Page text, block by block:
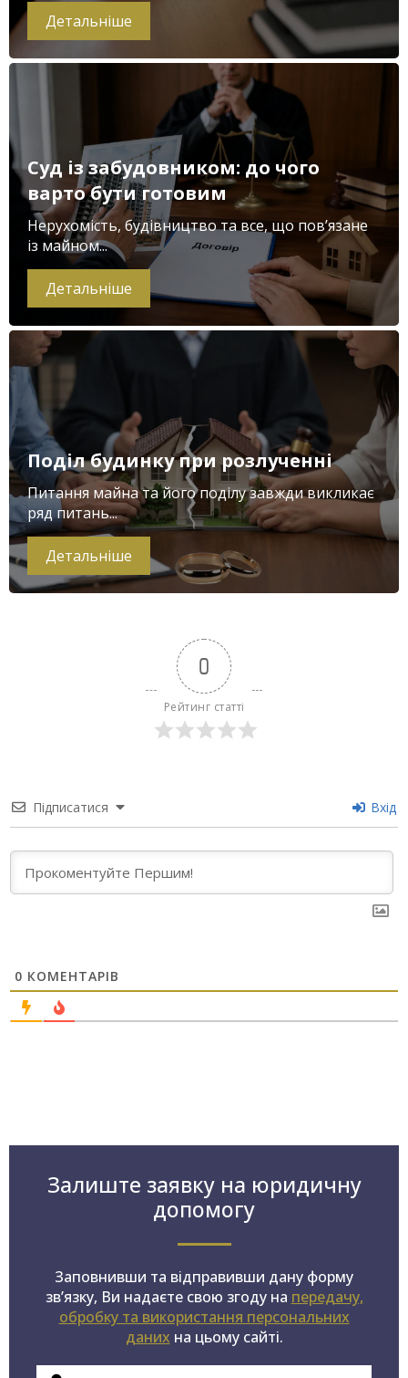
Детальніше
Суд із забудовником: до чого
варто бути готовим
Нерухомість, будівництво та все, що пов’язане
із майном...
Детальніше
Поділ будинку при розлученні
Питання майна та його поділу завжди викликає
ряд питань...
Детальніше
0
Рейтинг статті
Підписатися Вхід
0 КОМЕНТАРІВ
Залиште заявку на юридичну
допомогу
Заповнивши та відправивши дану форму
зв’язку, Ви надаєте свою згоду на передачу,
обробку та використання персональних
даних на цьому сайті.